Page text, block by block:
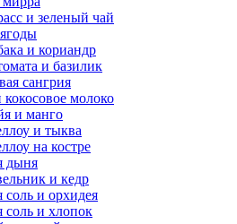
и зеленый чай
и кориандр
и базилик
сангрия
молоко
и манго
и тыква
на костре
дыня
и кедр
соль и орхидея
соль и хлопок